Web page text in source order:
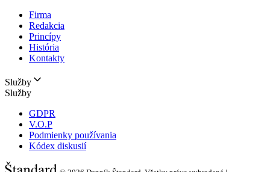
Firma
Redakcia
Princípy
História
Kontakty
Služby
Služby
GDPR
V.O.P
Podmienky používania
Kódex diskusií